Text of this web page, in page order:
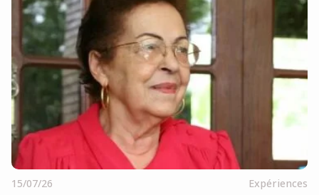
15/07/26 Expériences